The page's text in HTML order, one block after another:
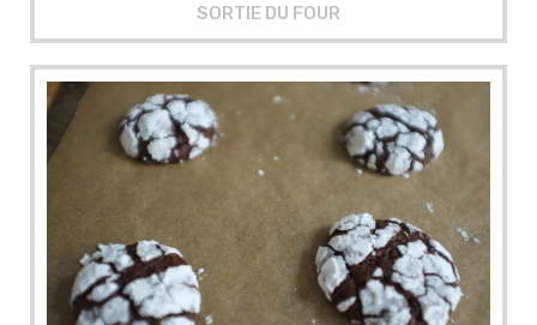
SORTIE DU FOUR